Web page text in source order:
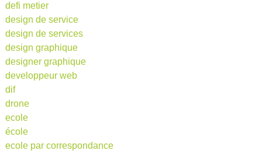
defi metier
design de service
design de services
design graphique
designer graphique
developpeur web
dif
drone
ecole
école
ecole par correspondance